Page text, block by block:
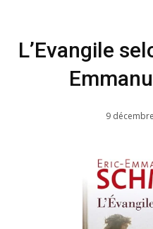
L’Evangile
9